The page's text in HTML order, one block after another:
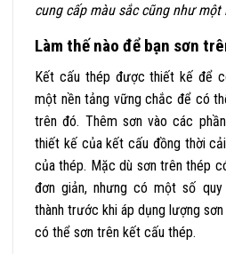
cung cấp màu sắc cũng như một
Làm thế nào để bạn sơn
Kết cấu thép được thiết kế để
một nền tảng vững chắc để có
trên đó. Thêm sơn vào các
thiết kế của kết cấu đồng thời
của thép. Mặc dù sơn trên thép
đơn giản, nhưng có một số
thành trước khi áp dụng lượng
có thể sơn trên kết cấu thép.